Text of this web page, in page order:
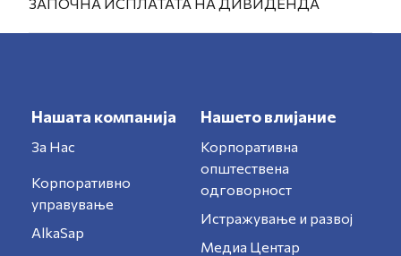
Нашата компанија
За Нас
Корпоративно
управување
AlkaSap
Нашето влијание
Корпоративна
општествена
одговорност
Истражување и развој
Медиа Центар